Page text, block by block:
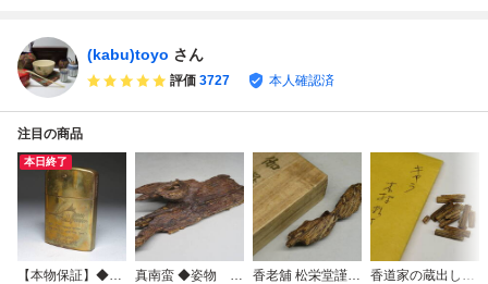
(kabu)toyo さん
評価 3727 本人確認済
注目の商品
本日終了
【本物保証】◆R
真南蛮 ◆姿物 約
香老舖 松栄堂謹製
香道家の蔵出し◆